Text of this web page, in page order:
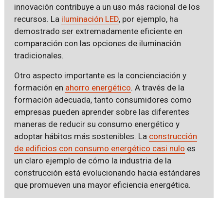
innovación contribuye a un uso más racional de los
recursos. La iluminación LED, por ejemplo, ha
demostrado ser extremadamente eficiente en
comparación con las opciones de iluminación
tradicionales.
Otro aspecto importante es la concienciación y
formación en ahorro energético. A través de la
formación adecuada, tanto consumidores como
empresas pueden aprender sobre las diferentes
maneras de reducir su consumo energético y
adoptar hábitos más sostenibles. La construcción
de edificios con consumo energético casi nulo es
un claro ejemplo de cómo la industria de la
construcción está evolucionando hacia estándares
que promueven una mayor eficiencia energética.